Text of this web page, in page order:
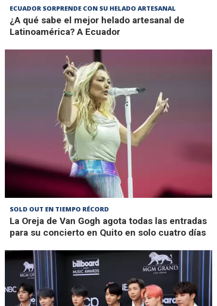
ECUADOR SORPRENDE CON SU HELADO ARTESANAL
¿A qué sabe el mejor helado artesanal de
Latinoamérica? A Ecuador
SOLD OUT EN TIEMPO RÉCORD
La Oreja de Van Gogh agota todas las entradas
para su concierto en Quito en solo cuatro días